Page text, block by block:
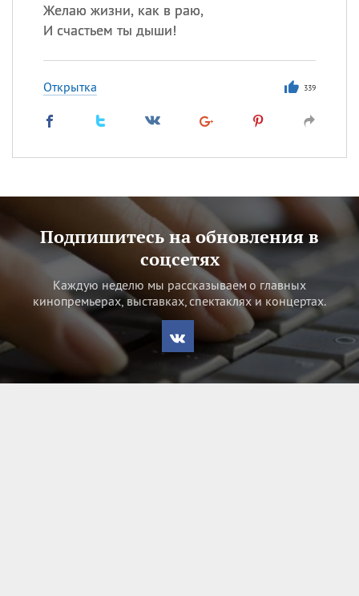
Желаю жизни, как в раю,
И счастьем ты дыши!
Открытка 339
Подпишитесь на обновления в
соцсетях
Каждую неделю мы рассказываем о главных
кинопремьерах, выставках, спектаклях и концертах.